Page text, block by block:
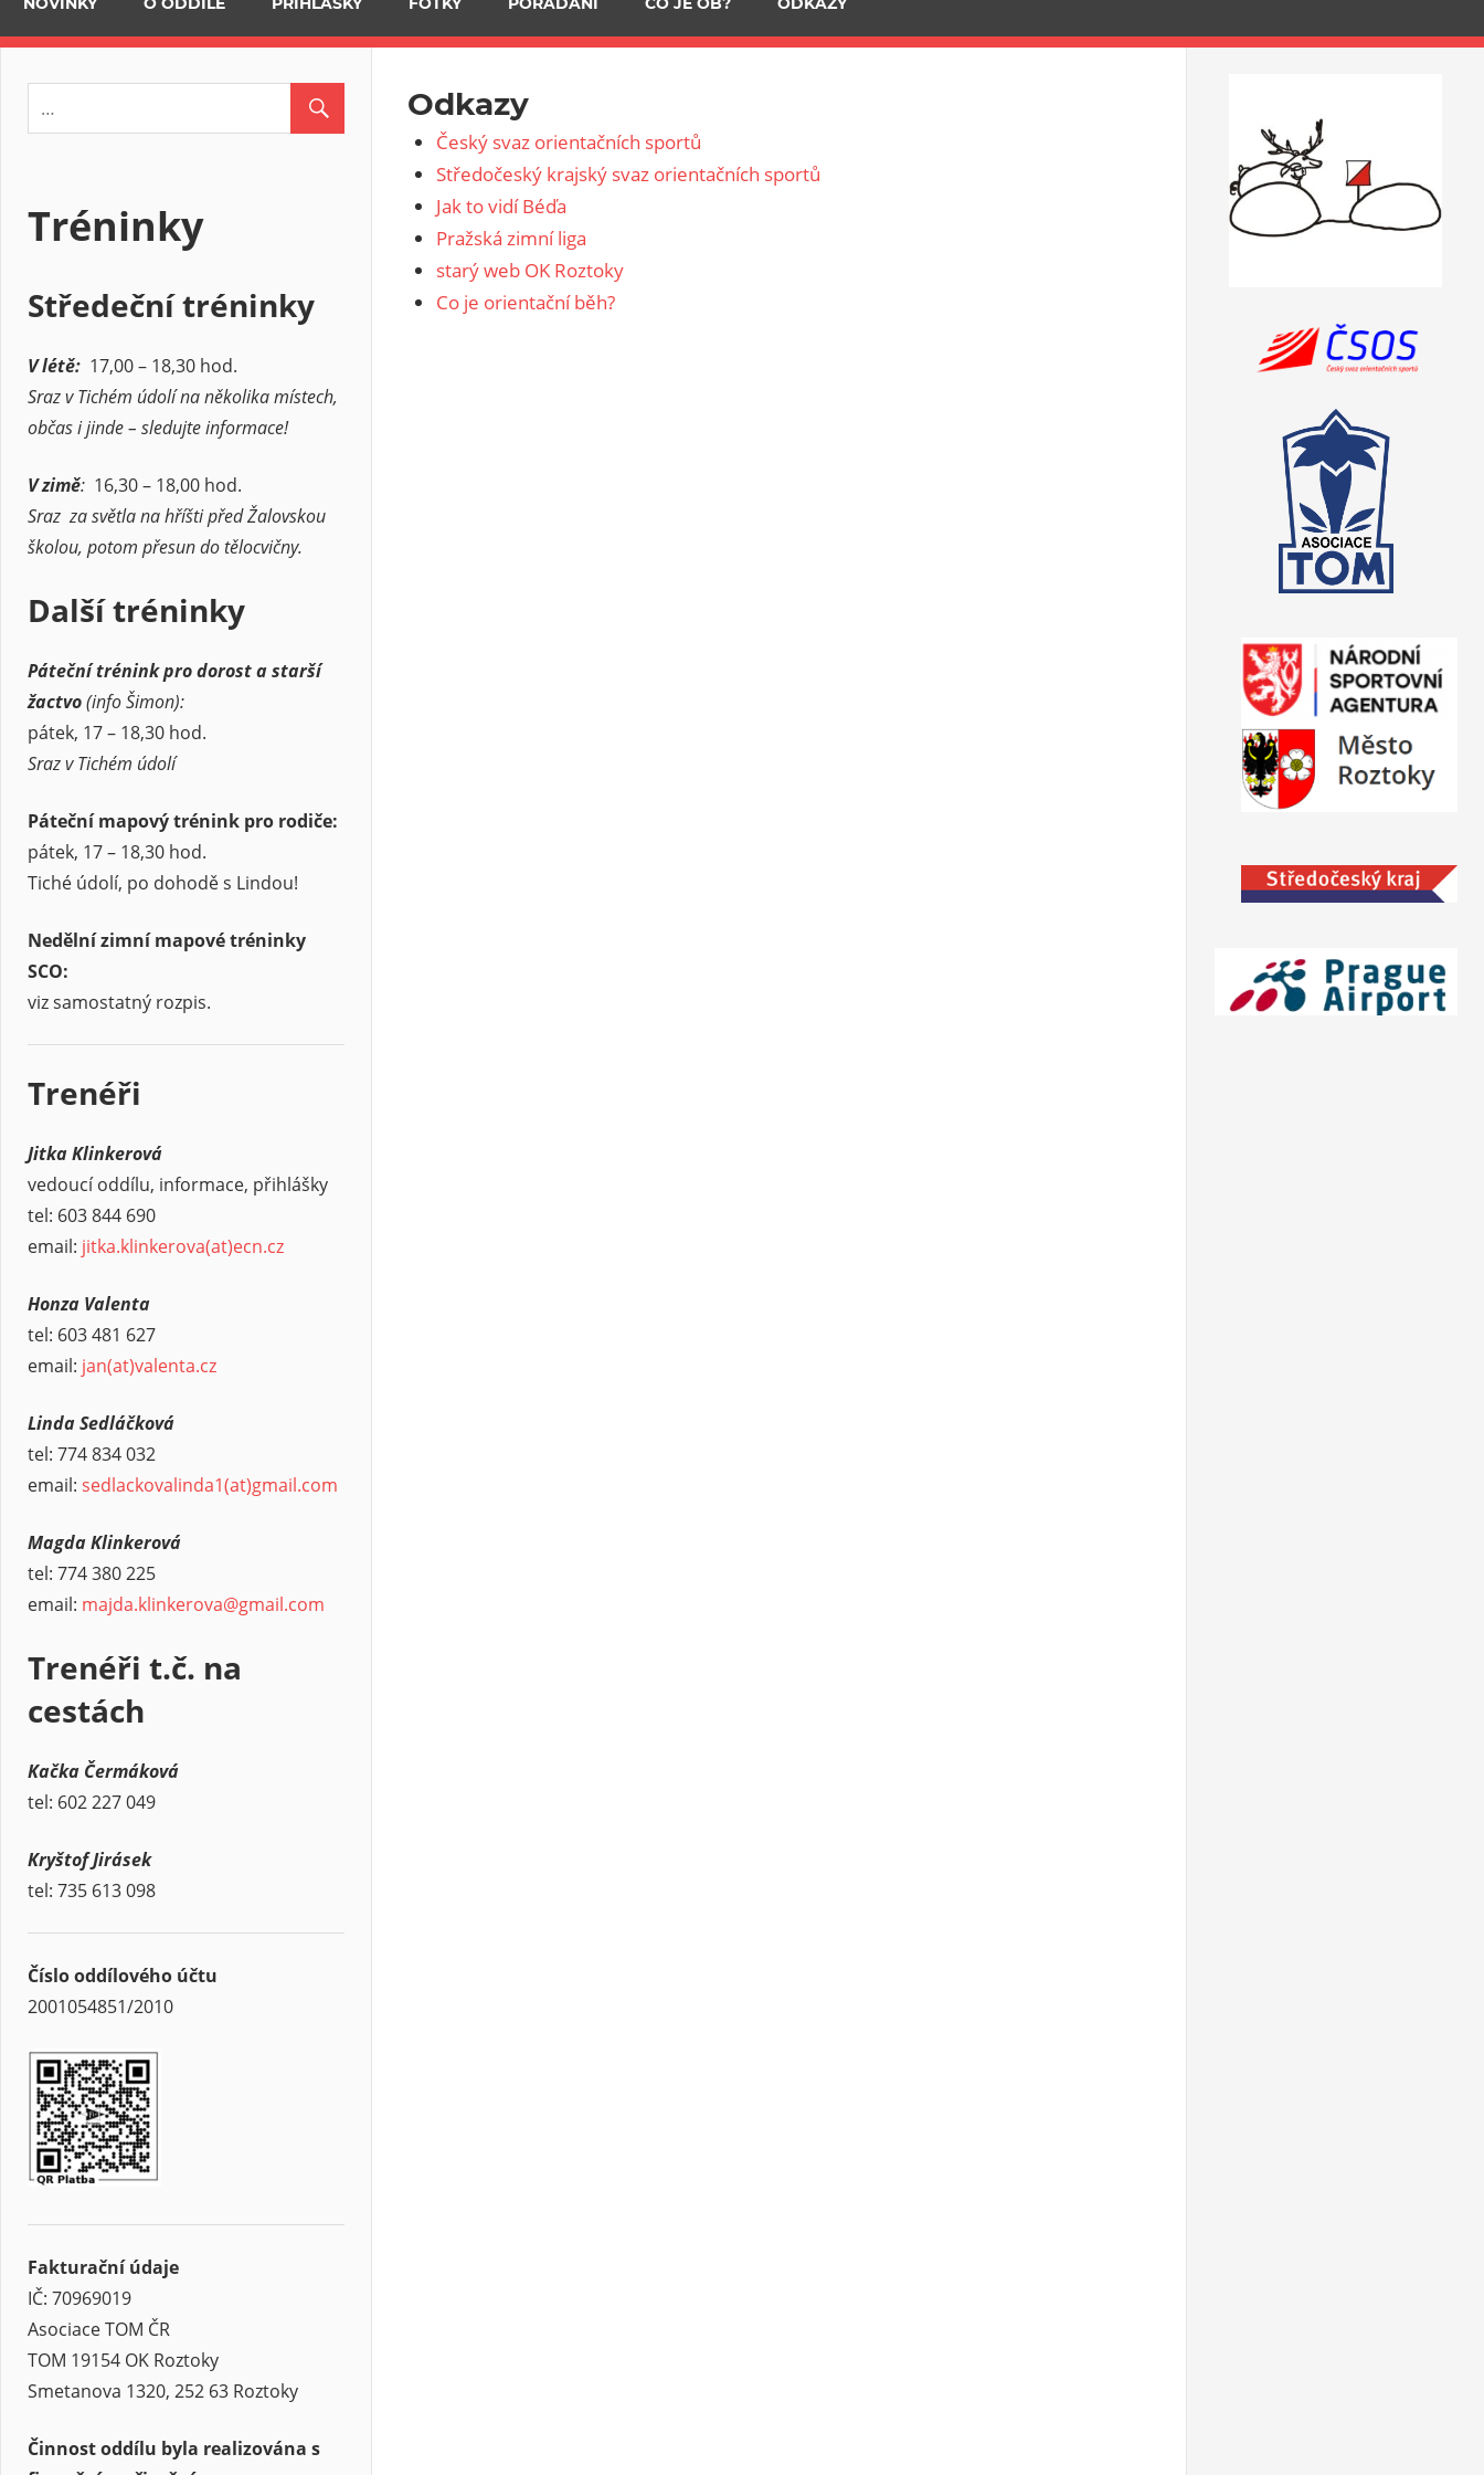
Odkazy
Český svaz orientačních sportů
Středočeský krajský svaz orientačních sportů
Jak to vidí Béďa
Pražská zimní liga
starý web OK Roztoky
Co je orientační běh?
Tréninky
Středeční tréninky
V létě: 17,00 – 18,30 hod.
Sraz v Tichém údolí na několika místech,
občas i jinde – sledujte informace!
V zimě: 16,30 – 18,00 hod.
Sraz za světla na hříšti před Žalovskou
školou, potom přesun do tělocvičny.
Další tréninky
Páteční trénink pro dorost a starší
žactvo(info Šimon):
pátek, 17 – 18,30 hod.
Sraz v Tichém údolí
Páteční mapový trénink pro rodiče:
pátek, 17 – 18,30 hod.
Tiché údolí, po dohodě s Lindou!
Nedělní zimní mapové tréninky
SCO:
viz samostatný rozpis.
Trenéři
Jitka Klinkerová
vedoucí oddílu, informace, přihlášky
tel: 603 844 690
email: jitka.klinkerova(at)ecn.cz
Honza Valenta
tel: 603 481 627
email: jan(at)valenta.cz
Linda Sedláčková
tel: 774 834 032
email: sedlackovalinda1(at)gmail.com
Magda Klinkerová
tel: 774 380 225
email: majda.klinkerova@gmail.com
Trenéři t.č. na
cestách
Kačka Čermáková
tel: 602 227 049
Kryštof Jirásek
tel: 735 613 098
Číslo oddílového účtu
2001054851/2010
Fakturační údaje
IČ: 70969019
Asociace TOM ČR
TOM 19154 OK Roztoky
Smetanova 1320, 252 63 Roztoky
Činnost oddílu byla realizována s